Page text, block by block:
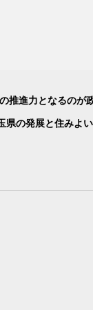
推進力となるのが
の発展と住みよ